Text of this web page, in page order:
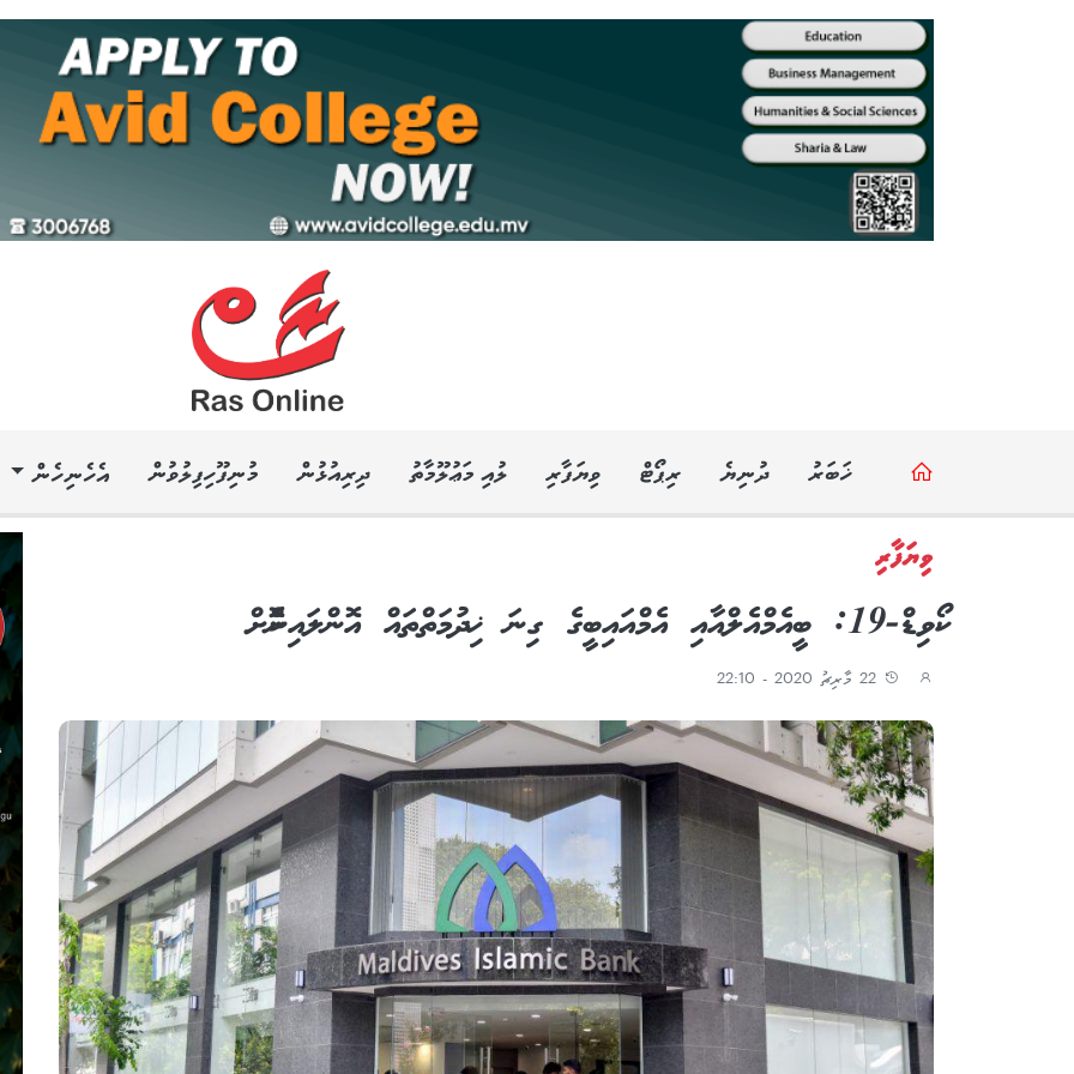
ޚަބަރު ދުނިޔެ ރިޕޯޓް ވިޔަފާރި ލުއި މަޢުލޫމާތު ދިރިއުޅުން މުނިފޫހިފިލުވުން އެހެނިހެން
ވިޔަފާރި
ކޯވިޑް-19: ބީއެމްއެލްއާއި އެމްއައިބީގެ ގިނަ ޚިދުމަތްތައް އޮންލައިންކޮށް